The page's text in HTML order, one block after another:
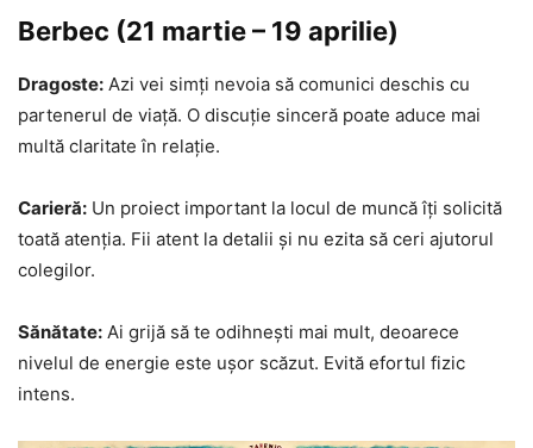
Berbec (21 martie – 19 aprilie)
Dragoste: Azi vei simți nevoia să comunici deschis cu
partenerul de viață. O discuție sinceră poate aduce mai
multă claritate în relație.
Carieră: Un proiect important la locul de muncă îți solicită
toată atenția. Fii atent la detalii și nu ezita să ceri ajutorul
colegilor.
Sănătate: Ai grijă să te odihnești mai mult, deoarece
nivelul de energie este ușor scăzut. Evită efortul fizic
intens.